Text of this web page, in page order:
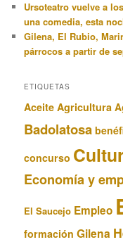
Ursoteatro vuelve a
una comedia, esta
Gilena, El Rubio,
párrocos a partir de
ETIQUETAS
Aceite Agricultura
Badolatosa
concurso
Economía y
El Saucejo Empleo
formación Gilena